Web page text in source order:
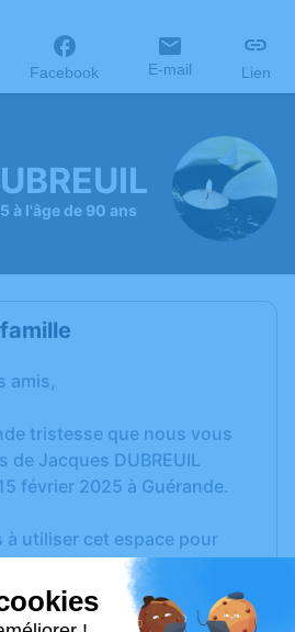
Facebook E-mail Lien
à l'âge de 90 ans
amis,
tristesse que nous vous
de Jacques DUBREUIL
février 2025 à Guérande.
utiliser cet espace pour
partager des photos
ou exprimer vos
poèmes ou des textes. Cet